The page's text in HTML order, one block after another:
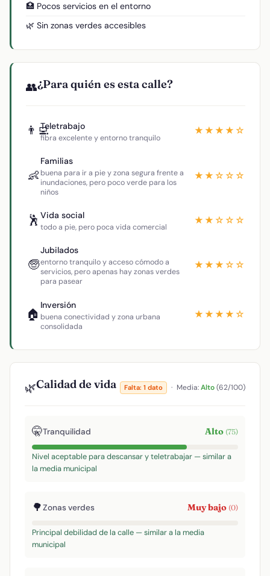
🏥 Pocos servicios en el entorno
🌿 Sin zonas verdes accesibles
👥¿Para quién es esta calle?
👨‍💻Teletrabajo
fibra excelente y entorno tranquilo
★★★★☆
👶
Familias
buena para ir a pie y zona segura frente a
inundaciones, pero poco verde para los
niños
★★☆☆☆
🕺 Vida social
todo a pie, pero poca vida comercial
★★☆☆☆
🧓
Jubilados
entorno tranquilo y acceso cómodo a
servicios, pero apenas hay zonas verdes
para pasear
★★★☆☆
🏠
Inversión
buena conectividad y zona urbana
consolidada
★★★★☆
🌿Calidad de vida Falta: 1 dato · Media:Alto(62/100)
🤫Tranquilidad Alto (75)
Nivel aceptable para descansar y teletrabajar — similar a
la media municipal
🌳Zonas verdes Muy bajo (0)
Principal debilidad de la calle — similar a la media
municipal